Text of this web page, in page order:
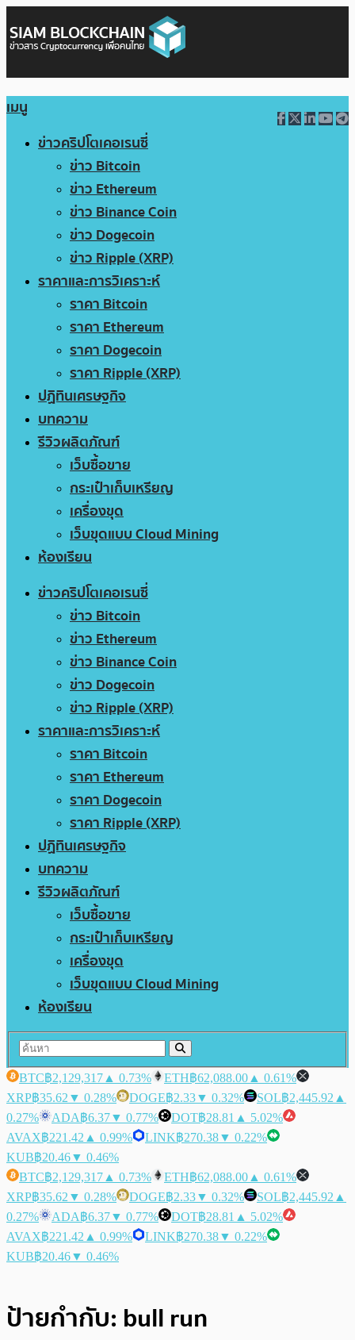
เมนู
ข่าวคริปโตเคอเรนซี่
ข่าว Bitcoin
ข่าว Ethereum
ข่าว Binance Coin
ข่าว Dogecoin
ข่าว Ripple (XRP)
ราคาและการวิเคราะห์
ราคา Bitcoin
ราคา Ethereum
ราคา Dogecoin
ราคา Ripple (XRP)
ปฏิทินเศรษฐกิจ
บทความ
รีวิวผลิตภัณฑ์
เว็บซื้อขาย
กระเป๋าเก็บเหรียญ
เครื่องขุด
เว็บขุดแบบ Cloud Mining
ห้องเรียน
ข่าวคริปโตเคอเรนซี่
ข่าว Bitcoin
ข่าว Ethereum
ข่าว Binance Coin
ข่าว Dogecoin
ข่าว Ripple (XRP)
ราคาและการวิเคราะห์
ราคา Bitcoin
ราคา Ethereum
ราคา Dogecoin
ราคา Ripple (XRP)
ปฏิทินเศรษฐกิจ
บทความ
รีวิวผลิตภัณฑ์
เว็บซื้อขาย
กระเป๋าเก็บเหรียญ
เครื่องขุด
เว็บขุดแบบ Cloud Mining
ห้องเรียน
BTC฿2,129,317 ▲ 0.73% ETH฿62,088.00 ▲ 0.61%
XRP฿35.62 ▼ 0.28% DOGE฿2.33▼ 0.32% SOL฿2,445.92 ▲
0.27%
ADA฿6.37▼ 0.77% DOT฿28.81 ▲ 5.02%
AVAX฿221.42 ▲ 0.99% LINK฿270.38▼ 0.22%
KUB฿20.46▼ 0.46%
BTC฿2,129,317 ▲ 0.73% ETH฿62,088.00 ▲ 0.61%
XRP฿35.62 ▼ 0.28% DOGE฿2.33▼ 0.32% SOL฿2,445.92 ▲
0.27%
ADA฿6.37▼ 0.77% DOT฿28.81 ▲ 5.02%
AVAX฿221.42 ▲ 0.99% LINK฿270.38▼ 0.22%
KUB฿20.46▼ 0.46%
ป้ายกำกับ: bull run